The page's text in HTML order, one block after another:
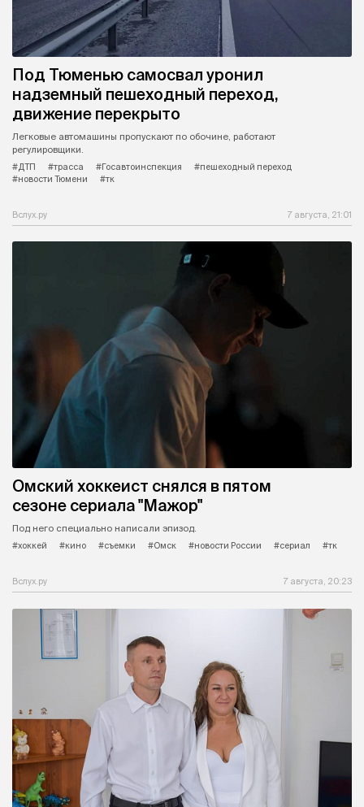
Под Тюменью самосвал уронил
надземный пешеходный переход,
движение перекрыто
Легковые автомашины пропускают по обочине, работают
регулировщики.
#ДТП
#трасса #Госавтоинспекция
#пешеходный переход
#новости Тюмени
#тк
Вслух.ру 7 августа, 21:01
Омский хоккеист снялся в пятом
сезоне сериала "Мажор"
Под него специально написали эпизод.
#хоккей
#кино #съемки #Омск #новости России #сериал #тк
Вслух.ру 7 августа, 20:23